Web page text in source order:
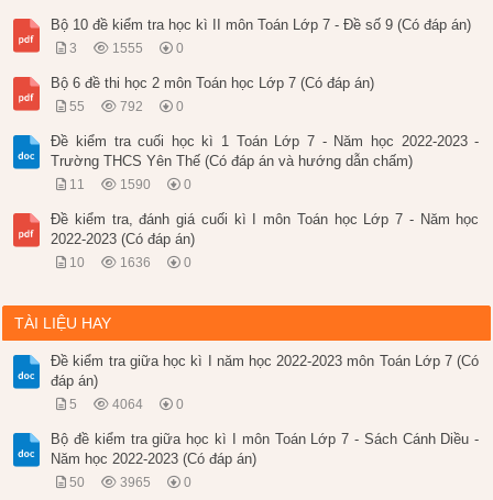
Bộ 10 đề kiểm tra học kì II môn Toán Lớp 7 - Đề số 9 (Có đáp án)
3 1555 0
Bộ 6 đề thi học 2 môn Toán học Lớp 7 (Có đáp án)
55 792 0
Đề kiểm tra cuối học kì 1 Toán Lớp 7 - Năm học 2022-2023 -
Trường THCS Yên Thế (Có đáp án và hướng dẫn chấm)
11 1590 0
Đề kiểm tra, đánh giá cuối kì I môn Toán học Lớp 7 - Năm học
2022-2023 (Có đáp án)
10 1636 0
TÀI LIỆU HAY
Đề kiểm tra giữa học kì I năm học 2022-2023 môn Toán Lớp 7 (Có
đáp án)
5 4064 0
Bộ đề kiểm tra giữa học kì I môn Toán Lớp 7 - Sách Cánh Diều -
Năm học 2022-2023 (Có đáp án)
50 3965 0